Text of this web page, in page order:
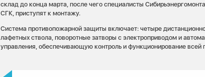
склад до конца марта, после чего специалисты
СГК, приступят к монтажу.
Система противопожарной защиты включает: четыре
лафетных ствола, поворотные затворы с электроприводом и
управления, обеспечивающую контроль и функционирование всей